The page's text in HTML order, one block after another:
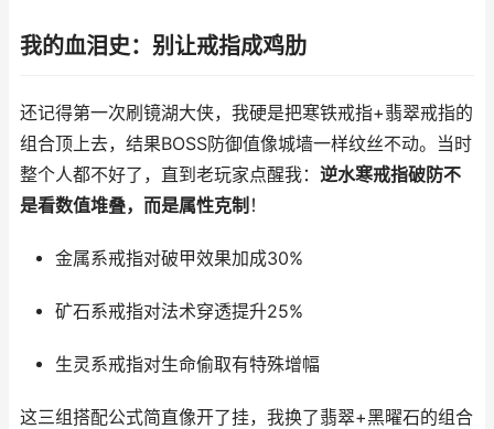
我的血泪史：别让戒指成鸡肋
还记得第一次刷镜湖大侠，我硬是把寒铁戒指+翡翠戒指的
组合顶上去，结果BOSS防御值像城墙一样纹丝不动。当时
整个人都不好了，直到老玩家点醒我： 逆水寒戒指破防不
是看数值堆叠，而是属性克制 ！
金属系戒指对破甲效果加成30%
矿石系戒指对法术穿透提升25%
生灵系戒指对生命偷取有特殊增幅
这三组搭配公式简直像开了挂，我换了翡翠+黑曜石的组合